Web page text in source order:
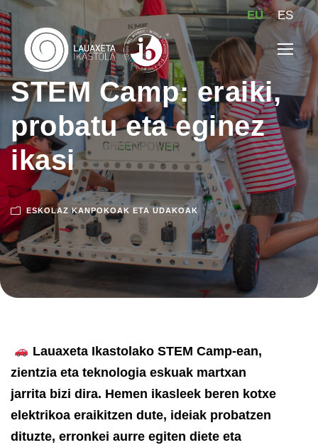
EU ES
STEM Camp: eraiki,
probatu eta eginez
ikasi
ESKOLAZ KANPOKOAK ETA UDAKOAK
Lauaxeta Ikastolako STEM Camp-ean,
zientzia eta teknologia eskuak martxan
jarrita bizi dira. Hemen ikasleek beren kotxe
elektrikoa eraikitzen dute, ideiak probatzen
dituzte, erronkei aurre egiten diete eta